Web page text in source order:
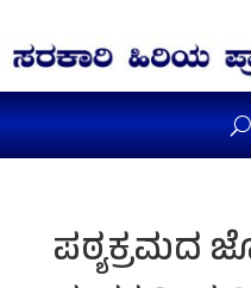
ಪಠ್ಯಕ್ರಮದ